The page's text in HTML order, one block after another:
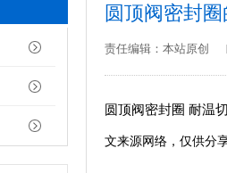
圆顶阀密封
责任编辑：本站原创
圆顶阀密封圈 耐温
文来源网络，仅供分